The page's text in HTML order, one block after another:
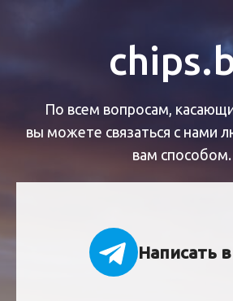
По всем вопросам,
вы можете связаться с
вам способом.
Написать